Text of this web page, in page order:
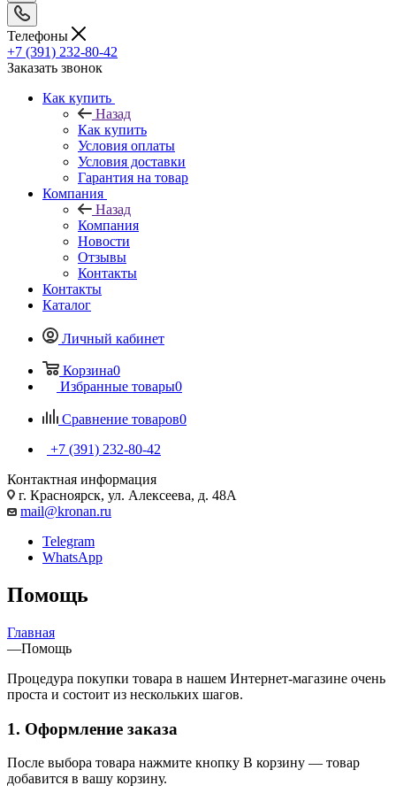
Телефоны
+7 (391) 232-80-42
Заказать звонок
Как купить
Назад
Как купить
Условия оплаты
Условия доставки
Гарантия на товар
Компания
Назад
Компания
Новости
Отзывы
Контакты
Контакты
Каталог
Личный кабинет
Корзина0
Избранные товары0
Сравнение товаров0
+7 (391) 232-80-42
Контактная информация
г. Красноярск, ул. Алексеева, д. 48А
mail@kronan.ru
Telegram
WhatsApp
Помощь
Главная
—Помощь
Процедура покупки товара в нашем Интернет-магазине очень
проста и состоит из нескольких шагов.
1. Оформление заказа
После выбора товара нажмите кнопку В корзину — товар
добавится в вашу корзину.